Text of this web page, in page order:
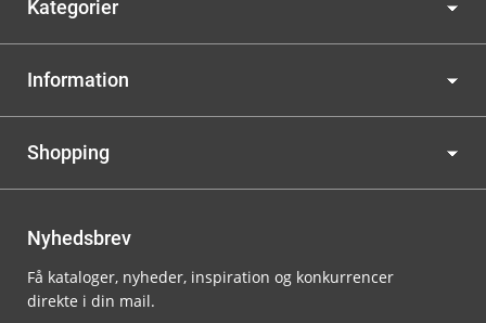
Kategorier
Information
Shopping
Nyhedsbrev
Få kataloger, nyheder, inspiration og konkurrencer
direkte i din mail.